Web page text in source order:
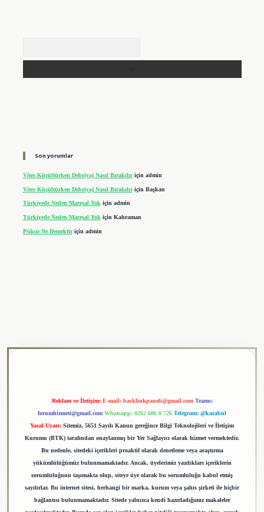
Son yorumlar
Vites Küçültürken Debriyaj Nasıl Bırakılıriçin admin
Vites Küçültürken Debriyaj Nasıl Bırakılıriçin Başkan
Türkiyede Neden Mareşal Yokiçin admin
Türkiyede Neden Mareşal Yok için Kahraman
Psikoz Ne Demektiriçin admin
Reklam ve İletişim: E-mail: backlinkpaneli@gmail.com Teams:
forumhizmeti@gmail.com Whatsapp: 0262 606 0 726 Telegram: @karabul
Yasal Uyarı: Sitemiz, 5651 Sayılı Kanun gereğince Bilgi Teknolojileri ve İletişim
Kurumu (BTK) tarafından onaylanmış bir Yer Sağlayıcı olarak hizmet vermektedir.
Bu nedenle, sitedeki içerikleri proaktif olarak denetleme veya araştırma
yükümlülüğümüz bulunmamaktadır. Ancak, üyelerimiz yazdıkları içeriklerin
sorumluluğunu taşımakta olup, siteye üye olarak bu sorumluluğu kabul etmiş
sayılırlar. Bu internet sitesi, herhangi bir marka, kurum veya şahıs şirketi ile hiçbir
bağlantısı bulunmamaktadır. Sitede yalnızca kendi hazırladığımız makaleler